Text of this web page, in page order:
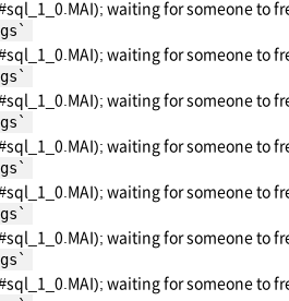
waiting for someone to
waiting for someone to
waiting for someone to
waiting for someone to
waiting for someone to
waiting for someone to
waiting for someone to